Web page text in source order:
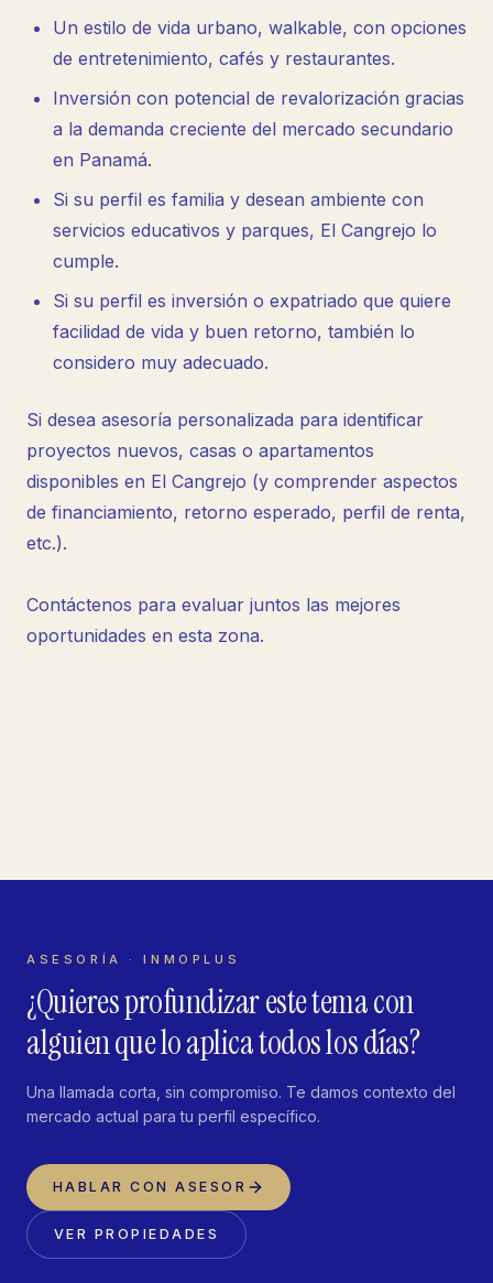
Un estilo de vida urbano, walkable, con opciones
de entretenimiento, cafés y restaurantes.
Inversión con potencial de revalorización gracias
a la demanda creciente del mercado secundario
en Panamá.
Si su perfil es familia y desean ambiente con
servicios educativos y parques, El Cangrejo lo
cumple.
Si su perfil es inversión o expatriado que quiere
facilidad de vida y buen retorno, también lo
considero muy adecuado.
Si desea asesoría personalizada para identificar
proyectos nuevos, casas o apartamentos
disponibles en El Cangrejo (y comprender aspectos
de financiamiento, retorno esperado, perfil de renta,
etc.).
Contáctenos para evaluar juntos las mejores
oportunidades en esta zona.
ASESORÍA · INMOPLUS
¿Quieres profundizar este tema con
alguien que lo aplica todos los días?
Una llamada corta, sin compromiso. Te damos contexto del
mercado actual para tu perfil específico.
HABLAR CON ASESOR
VER PROPIEDADES